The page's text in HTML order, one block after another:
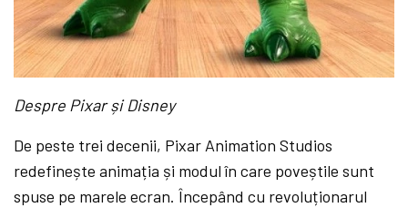
Despre Pixar și Disney
De peste trei decenii, Pixar Animation Studios
redefinește animația și modul în care poveștile sunt
spuse pe marele ecran. Începând cu revoluționarul